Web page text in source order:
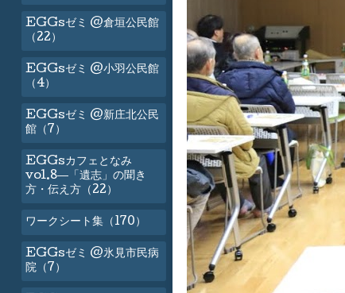
EGGsゼミ @倉垣公民館
（22）
EGGsゼミ @小羽公民館
（4）
EGGsゼミ @新庄北公民
館（7）
EGGsカフェとなみ
vol.8―「遺志」の聞き
方・伝え方（22）
ワークシート集（170）
EGGsゼミ @氷見市民病
院（7）